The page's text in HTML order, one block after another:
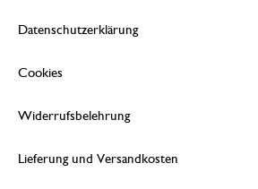
Datenschutzerklärung
Cookies
Widerrufsbelehrung
Lieferung und Versandkosten